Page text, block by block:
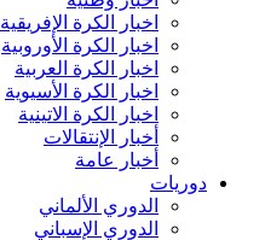
اخبار الكرة الإفريقية
اخبار الكرة الأوروبية
اخبار الكرة العربية
اخبار الكرة الأسيوية
اخبار الكرة الاتينية
أخبار الإنتقالات
أخبار عامة
دوريات
الدوري الألماني
الدوري الإسباني